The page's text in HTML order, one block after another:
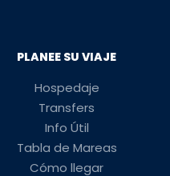
PLANEE SU VIAJE
Hospedaje
Transfers
Info Útil
Tabla de Mareas
Cómo llegar